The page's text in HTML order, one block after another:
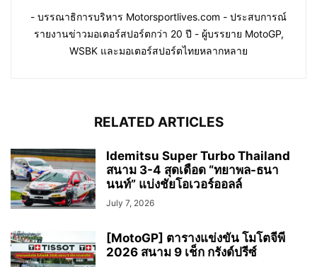
- บรรณาธิการบริหาร Motorsportlives.com - ประสบการณ์
รายงานข่าวมอเตอร์สปอร์ตกว่า 20 ปี - ผู้บรรยาย MotoGP,
WSBK และมอเตอร์สปอร์ตไทยหลากหลาย
RELATED ARTICLES
Idemitsu Super Turbo Thailand
สนาม 3-4 สุดเดือด “ทยาพล-ธนา
นนท์” แบ่งชัยโอเวอร์ออลล์
July 7, 2026
[MotoGP] ตารางแข่งขัน โมโตจีพี
2026 สนาม 9 เช็ก กรังด์ปรีซ์